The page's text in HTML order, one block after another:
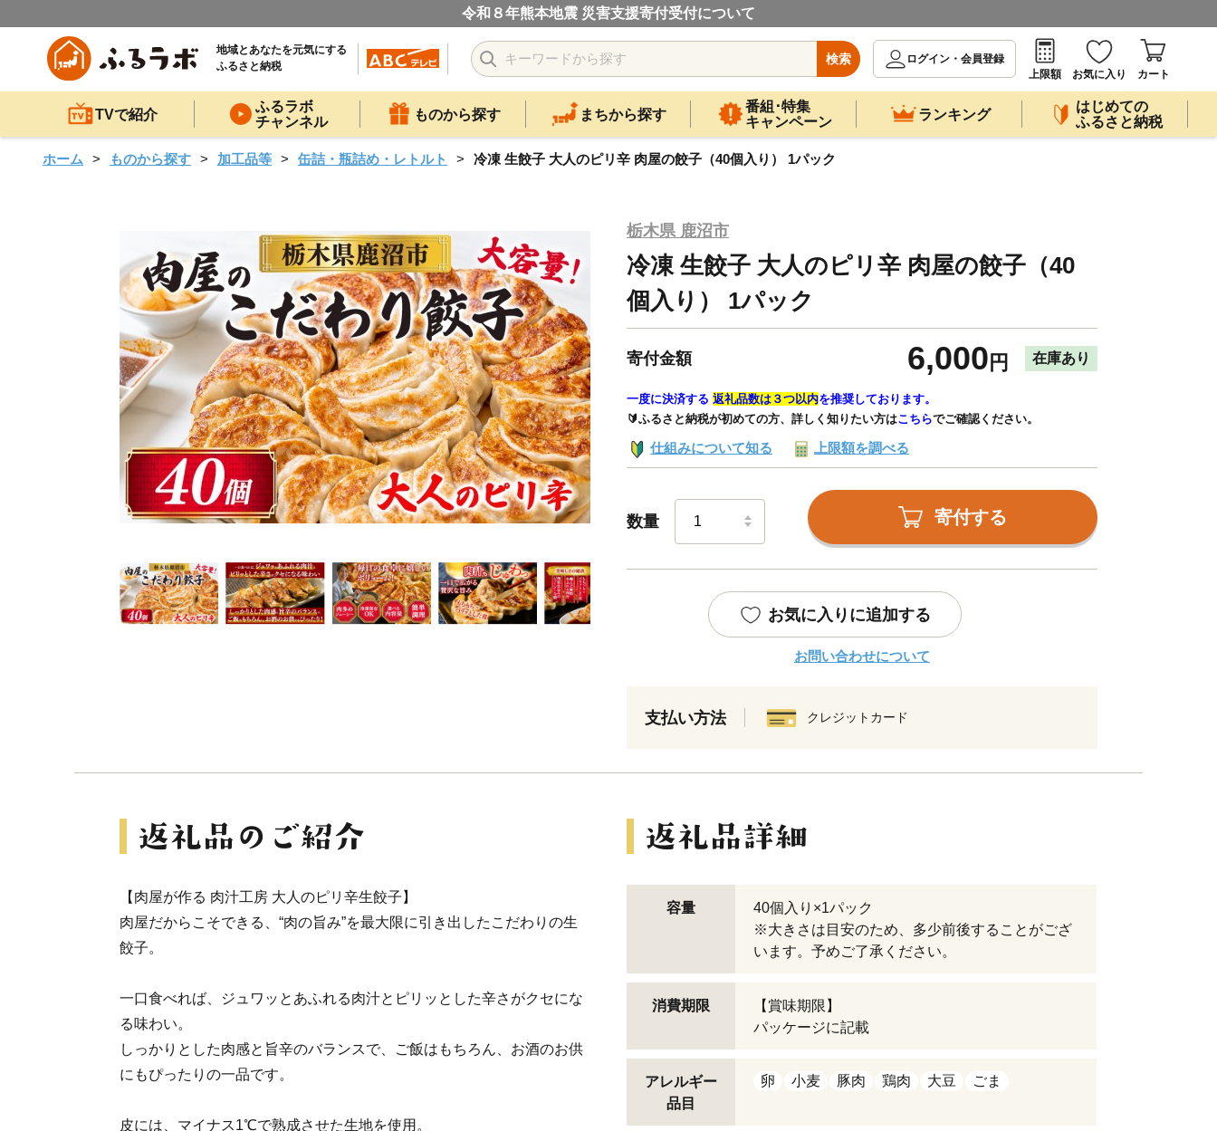
令和８年熊本地震 災害支援寄付受付について
地域とあなたを元気にする
ふるさと納税
検索
ログイン・会員登録
上限額
お気に入り カート
TVで紹介
ふるラボ
チャンネル
ものから探す まちから探す
番組･特集
キャンペーン
ランキング
はじめての
ふるさと納税
ホーム ものから探す 加工品等 缶詰・瓶詰め・レトルト 冷凍 生餃子 大人のピリ辛 肉屋の餃子（40個入り） 1パック
栃木県 鹿沼市
冷凍 生餃子 大人のピリ辛 肉屋の餃子（40
個入り） 1パック
寄付金額 6,000 円 在庫あり
一度に決済する 返礼品数は３つ以内を推奨しております。
🔰ふるさと納税が初めての方、詳しく知りたい方はこちらでご確認ください。
仕組みについて知る 上限額を調べる
数量 寄付する
お気に入りに追加する
お問い合わせについて
支払い方法 クレジットカード
【肉屋が作る 肉汁工房 大人のピリ辛生餃子】
肉屋だからこそできる、“肉の旨み”を最大限に引き出したこだわりの生
餃子。
一口食べれば、ジュワッとあふれる肉汁とピリッとした辛さがクセにな
る味わい。
しっかりとした肉感と旨辛のバランスで、ご飯はもちろん、お酒のお供
にもぴったりの一品です。
皮には、マイナス1℃で熟成させた生地を使用。
容量
40個入り×1パック
※大きさは目安のため、多少前後することがござ
います。予めご了承ください。
消費期限
【賞味期限】
パッケージに記載
アレルギー
品目
卵 小麦 豚肉 鶏肉 大豆 ごま